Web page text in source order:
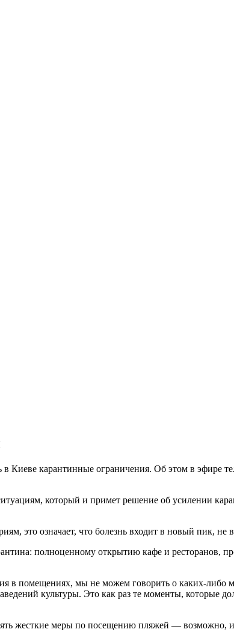
Киеве карантинные ограничения. Об этом в эфире
который и примет решение об усилении
это означает, что болезнь входит в новый пик,
полноценному открытию кафе и ресторанов,
в помещениях, мы не можем говорить о каких-либо
культуры. Это как раз те моменты,
жесткие меры по посещению пляжей — возможно,